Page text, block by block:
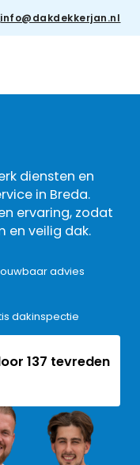
info@dakdekkerjan.nl
diensten en
in Breda.
ervaring, zodat
en veilig dak.
advies
dakinspectie
137 tevreden